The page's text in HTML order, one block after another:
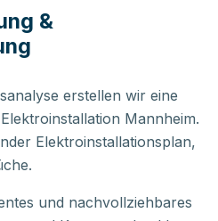
&
erstellen wir eine
Mannheim.
Elektroinstallationsplan,
und nachvollziehbares